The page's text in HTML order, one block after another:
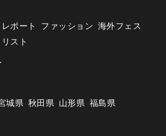
レポート ファッション 海外フェス
リスト
城県 秋田県 山形県 福島県